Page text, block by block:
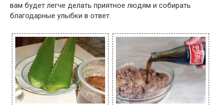
вам будет легче делать приятное людям и собирать
благодарные улыбки в ответ.